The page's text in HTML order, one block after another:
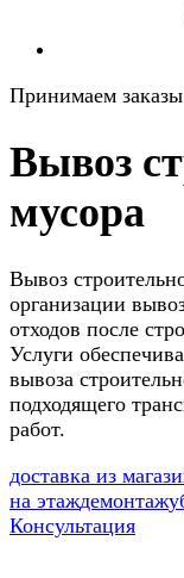
Принимаем заказы
Вывоз
мусора
Вывоз
организации
отходов после
Услуги
вывоза
подходящего
работ.
доставка из
на этаждемонтаж
Консультация